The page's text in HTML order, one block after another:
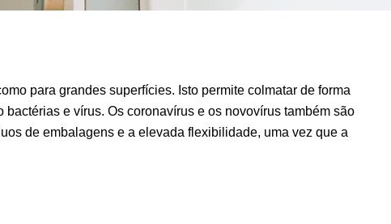
para grandes superfícies. Isto permite colmatar de forma
e vírus. Os coronavírus e os novovírus também são
de embalagens e a elevada flexibilidade, uma vez que a